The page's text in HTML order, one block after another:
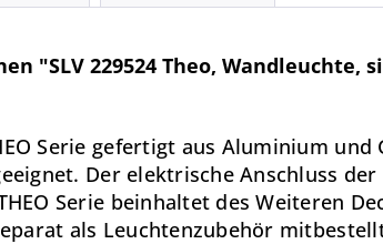
"SLV 229524 Theo, Wandleuchte,
Serie gefertigt aus Aluminium
Der elektrische Anschluss
Serie beinhaltet des Weiteren
als Leuchtenzubehör